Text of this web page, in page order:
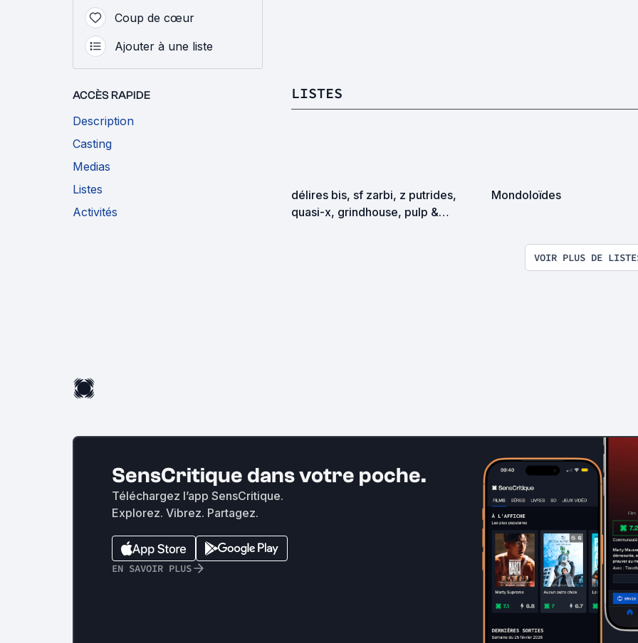
Coup de cœur
Ajouter à une liste
ACCÈS RAPIDE
Description
Casting
Medias
Listes
Activités
LISTES
délires bis, sf zarbi, z putrides,
quasi-x, grindhouse, pulp &
Mondoloïdes
VOIR PLUS DE
SensCritique dans votre poche.
Téléchargez l’app SensCritique.
Explorez. Vibrez. Partagez.
EN SAVOIR PLUS